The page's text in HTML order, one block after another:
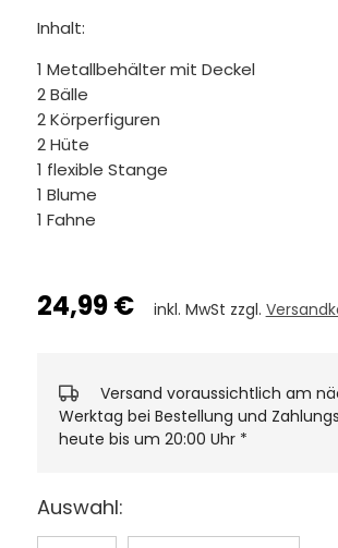
Inhalt:
1 Metallbehälter mit Deckel
2 Bälle
2 Körperfiguren
2 Hüte
1 flexible Stange
1 Blume
1 Fahne
24,99 € inkl. MwSt zzgl.
Versand voraussichtlich am
Werktag bei Bestellung und
heute bis um 20:00 Uhr *
Auswahl: